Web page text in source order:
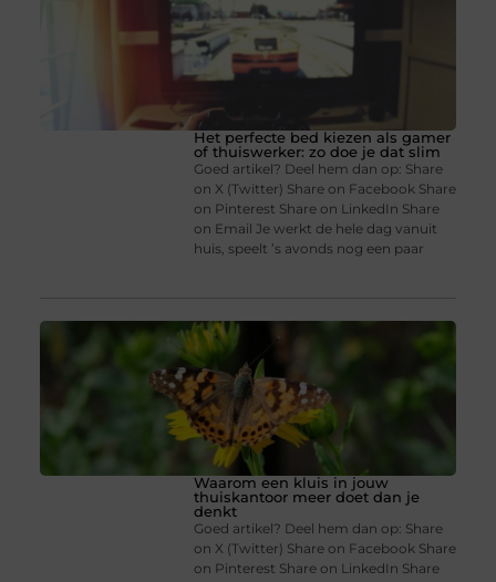
Het perfecte bed kiezen als gamer
of thuiswerker: zo doe je dat slim
Goed artikel? Deel hem dan op: Share
on X (Twitter) Share on Facebook Share
on Pinterest Share on LinkedIn Share
on Email Je werkt de hele dag vanuit
huis, speelt ’s avonds nog een paar
Waarom een kluis in jouw
thuiskantoor meer doet dan je
denkt
Goed artikel? Deel hem dan op: Share
on X (Twitter) Share on Facebook Share
on Pinterest Share on LinkedIn Share